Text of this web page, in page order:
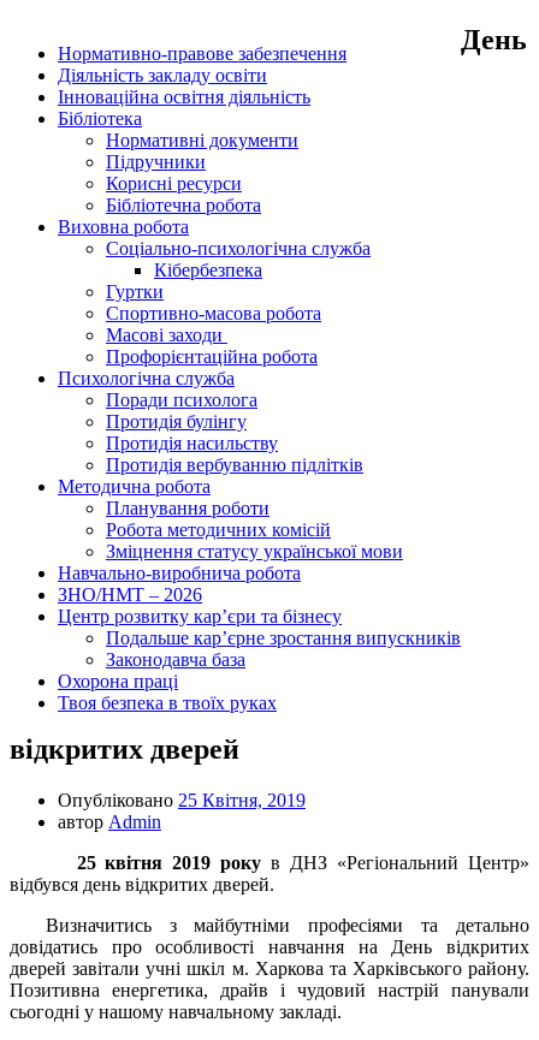
Нормативно-правове забезпечення
Діяльність закладу освіти
Інноваційна освітня діяльність
Бібліотека
Нормативні документи
Підручники
Корисні ресурси
Бібліотечна робота
Виховна робота
Соціально-психологічна служба
Кібербезпека
Гуртки
Спортивно-масова робота
Масові заходи
Профорієнтаційна робота
Психологічна служба
Поради психолога
Протидія булінгу
Протидія насильству
Протидія вербуванню підлітків
Методична робота
Планування роботи
Робота методичних комісій
Зміцнення статусу української мови
Навчально-виробнича робота
ЗНО/НМТ – 2026
Центр розвитку кар’єри та бізнесу
Подальше кар’єрне зростання випускників
Законодавча база
Охорона праці
Твоя безпека в твоїх руках
День
відкритих дверей
Опубліковано 25 Квітня, 2019
автор Admin
25 квітня 2019 року в ДНЗ «Регіональний Центр»
відбувся день відкритих дверей.
Визначитись з майбутніми професіями та детально
довідатись про особливості навчання на День відкритих
дверей завітали учні шкіл м. Харкова та Харківського району.
Позитивна енергетика, драйв і чудовий настрій панували
сьогодні у нашому навчальному закладі.